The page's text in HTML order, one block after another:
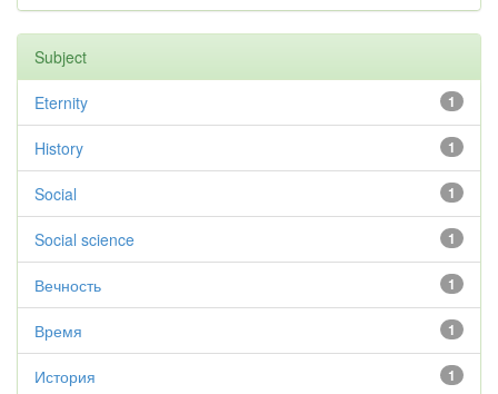
Subject
1
Eternity
1
History
1
Social
1
Social science
1
Вечность
1
Время
1
История